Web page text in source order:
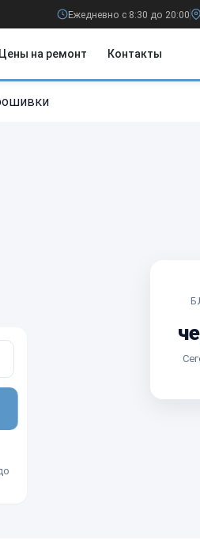
Ежедневно с 8:30 до 20:00
Цены на ремонт Контакты